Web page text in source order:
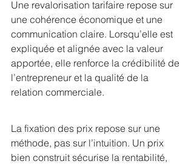
Une revalorisation tarifaire repose sur
une cohérence économique et une
communication claire. Lorsqu’elle est
expliquée et alignée avec la valeur
apportée, elle renforce la crédibilité de
l’entrepreneur et la qualité de la
relation commerciale.
La fixation des prix repose sur une
méthode, pas sur l’intuition. Un prix
bien construit sécurise la rentabilité,